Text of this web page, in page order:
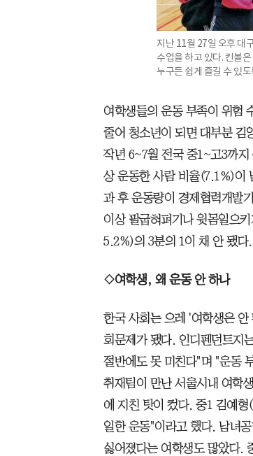
지난 11월 27일 오후 대
수업을 하고 있다. 킨볼
누구든 쉽게 즐길 수 있
여학생들의 운동 부족이 위험
줄어 청소년이 되면 대부분 김
작년 6~7월 전국 중1~고3까지
상 운동한 사람 비율(7.1%)이
과 후 운동량이 경제협력개발
이상 팔굽혀펴기나 윗몸일으
5.2%)의 3분의 1이 채 안 됐다.
◇여학생, 왜 운동 안 하나
한국 사회는 으레 '여학생은
회문제가 됐다. 인디펜던트지
절반에도 못 미친다"며 "운동
취재팀이 만난 서울시내 여학
에 지친 탓이 컸다. 중1 김예
일한 운동"이라고 했다. 남녀
싫어졌다는 여학생도 많았다.